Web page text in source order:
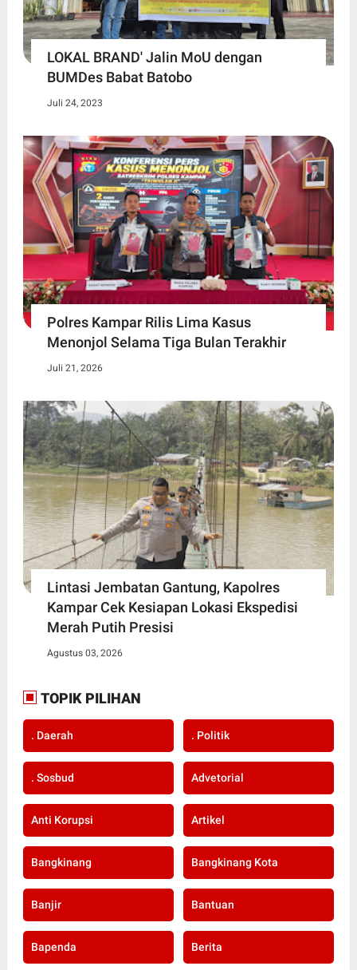
LOKAL BRAND' Jalin MoU dengan
BUMDes Babat Batobo
Juli 24, 2023
Polres Kampar Rilis Lima Kasus
Menonjol Selama Tiga Bulan Terakhir
Juli 21, 2026
Lintasi Jembatan Gantung, Kapolres
Kampar Cek Kesiapan Lokasi Ekspedisi
Merah Putih Presisi
Agustus 03, 2026
TOPIK PILIHAN
. Daerah . Politik
. Sosbud Advetorial
Anti Korupsi Artikel
Bangkinang Bangkinang Kota
Banjir Bantuan
Bapenda Berita